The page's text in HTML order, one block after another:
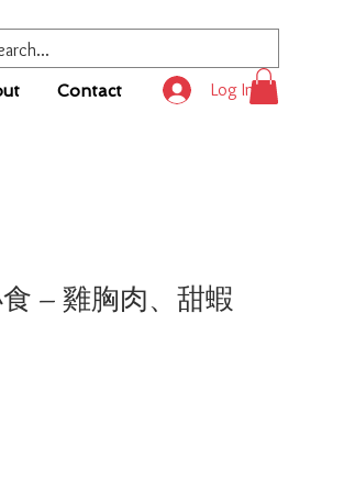
Contact Log In
食 – 雞胸肉、甜蝦